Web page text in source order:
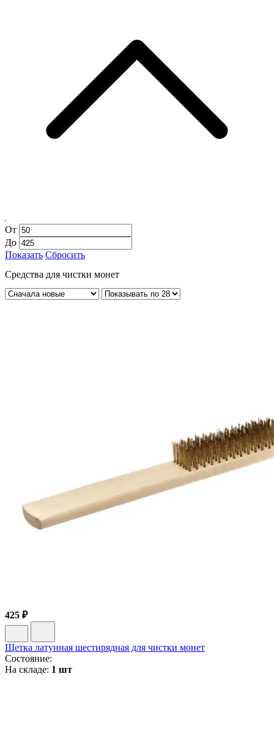
От
До
Показать Сбросить
Средства для чистки монет
425 ₽
Щетка латунная шестирядная для чистки монет
Состояние:
На складе: 1 шт